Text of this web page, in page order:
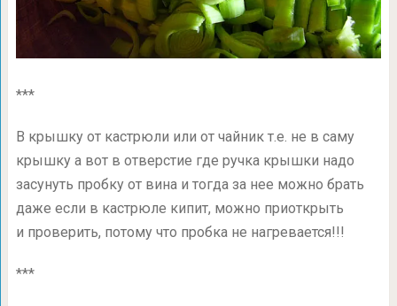
***
В крышку от кастрюли или от чайник т.е. не в саму
крышку а вот в отверстие где ручка крышки надо
засунуть пробку от вина и тогда за нее можно брать
даже если в кастрюле кипит, можно приоткрыть
и проверить, потому что пробка не нагревается!!!
***